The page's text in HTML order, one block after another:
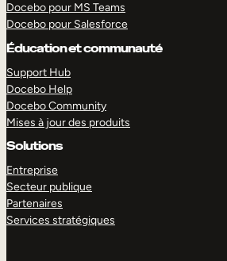
Docebo pour MS Teams
Docebo pour Salesforce
Éducation et communauté
Support Hub
Docebo Help
Docebo Community
Mises à jour des produits
Solutions
Entreprise
Secteur publique
Partenaires
Services stratégiques